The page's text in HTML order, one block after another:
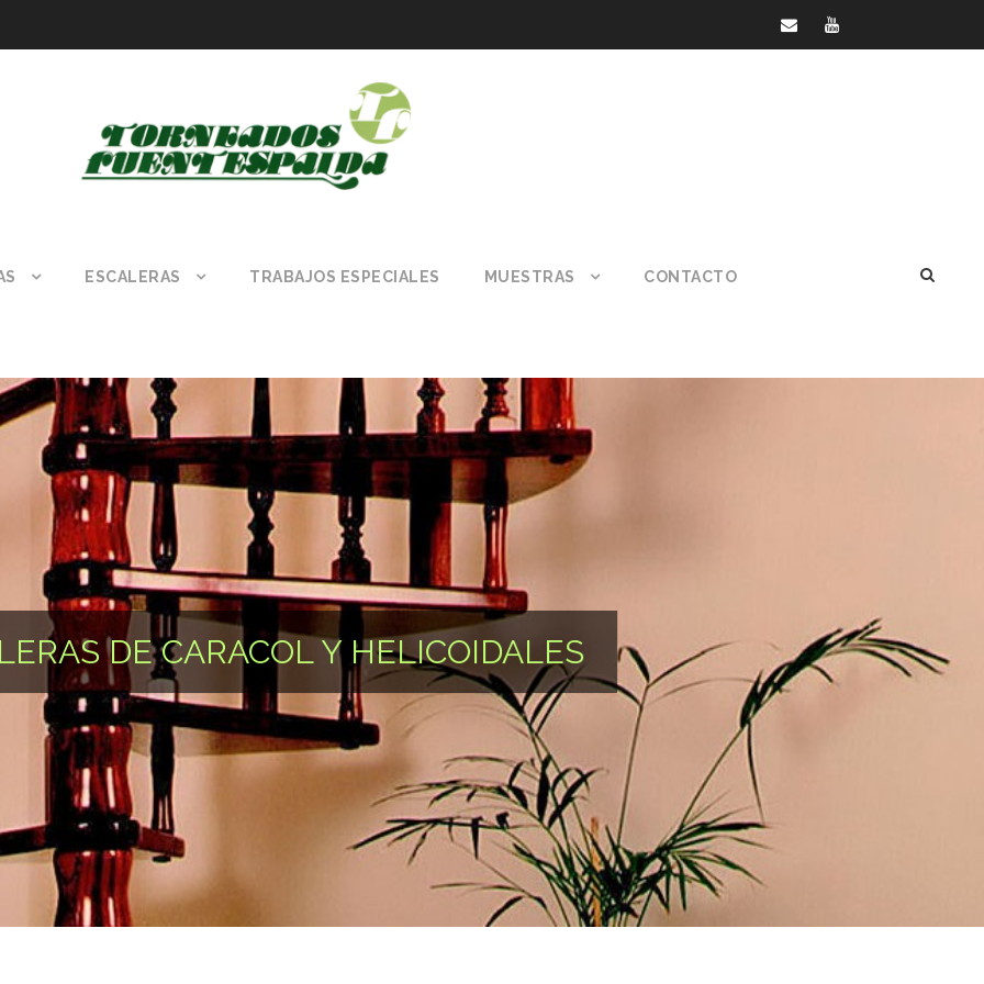
ESCALERAS TRABAJOS ESPECIALES MUESTRAS CONTACTO
DE CARACOL Y HELICOIDALES